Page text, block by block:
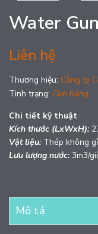
Water
Liên hệ
Thương hiệu: Công ty
Tình trạng: Còn hàng
Chi tiết kỹ thuật
Kích thước (LxWxH):
Vật liệu:Thép không gỉ
Lưu lượng nước:3m3/
Mô tả